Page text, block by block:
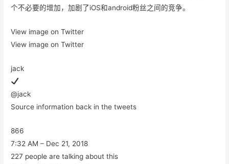
个不必要的增加，加剧了iOS和android粉丝之间的竞争。
View image on Twitter
View image on Twitter
jack
@jack
Source information back in the tweets
866
7:32 AM – Dec 21, 2018
227 people are talking about this